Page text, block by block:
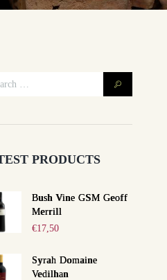
PRODUCTS
Bush Vine GSM Geoff
Merrill
€17,50
Syrah Domaine
Vedilhan